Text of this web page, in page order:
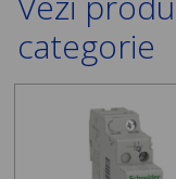
categorie